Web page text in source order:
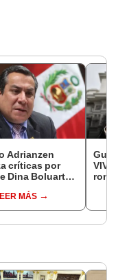
Adrianzen
críticas por
Dina Boluarte:
MÁS